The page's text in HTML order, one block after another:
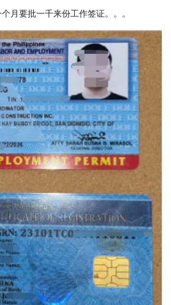
月要批一千来份工作签证。。。